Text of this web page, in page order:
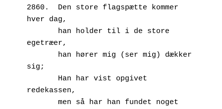
2860.  Den store flagspætte kommer
hver dag,
egetræer,
sig;
redekassen,